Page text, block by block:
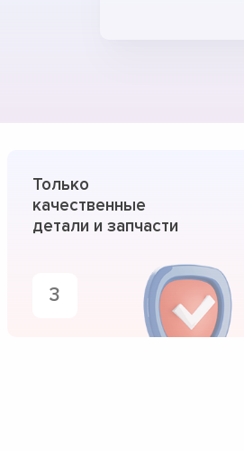
Только
качественные
детали и запчасти
3